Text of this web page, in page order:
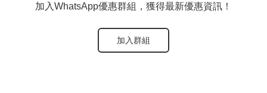
加入WhatsApp優惠群組，獲得最新優惠資訊！
加入群組